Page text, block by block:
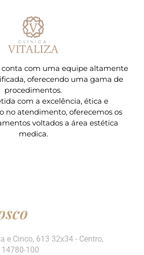
conta com uma equipe altamente
oferecendo uma gama de
procedimentos.
com a excelência, ética e
no atendimento, oferecemos os
voltados a área estética
medica.
e Cinco, 613 32x34 - Centro,
14780-100